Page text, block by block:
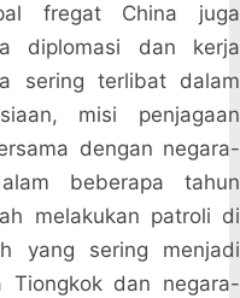
fregat China juga
diplomasi dan kerja
sering terlibat dalam
misi penjagaan
dengan negara-
beberapa tahun
melakukan patroli di
yang sering menjadi
Tiongkok dan negara-